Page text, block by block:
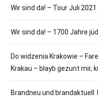
Wir sind da! – Tour Juli
Wir sind da! – 1700 Jahre
Do widzenia Krakowie –
Brandneu und